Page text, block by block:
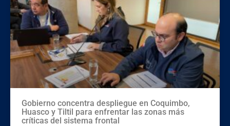
Gobierno concentra despliegue en Coquimbo,
Huasco y Tiltil para enfrentar las zonas más
críticas del sistema frontal